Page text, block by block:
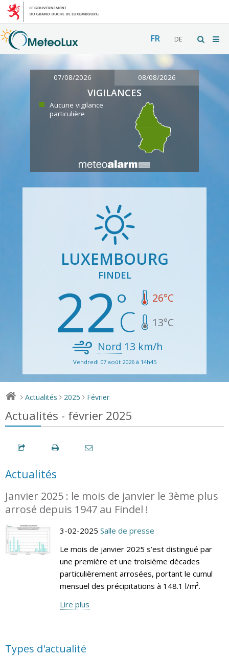
FR DE
07/08/2026 08/08/2026
VIGILANCES
Aucune vigilance
particulière
LUXEMBOURG
FINDEL
22 26°C
13°C
Nord 13 km/h
Vendredi 07 août 2026 à 14h45
> Actualités > 2025 > Février
Actualités - février 2025
Actualités
Janvier 2025 : le mois de janvier le 3ème plus
arrosé depuis 1947 au Findel !
3-02-2025 Salle de presse
Le mois de janvier 2025 s’est distingué par
une première et une troisième décades
particulièrement arrosées, portant le cumul
mensuel des précipitations à 148.1 l/m².
Lire plus
Types d'actualité